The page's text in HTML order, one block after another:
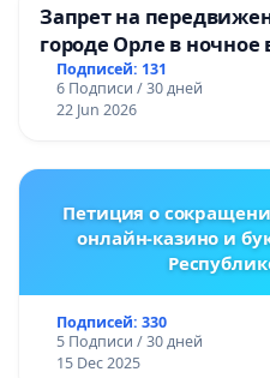
Запрет на
городе Орле в ночное
Подписей: 131
6 Подписи / 30 дней
22 Jun 2026
Петиция о
онлайн-казино и
Подписей: 330
5 Подписи / 30 дней
15 Dec 2025